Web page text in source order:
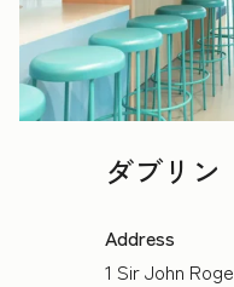
ダブリン
Address
1 Sir John